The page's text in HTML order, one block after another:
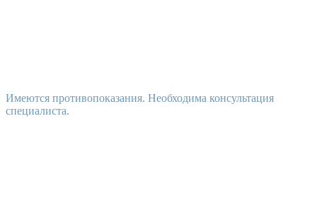
Имеются противопоказания. Необходима консультация
специалиста.